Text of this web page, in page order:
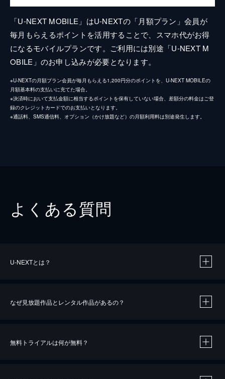
「U-NEXT MOBILE」はU-NEXTの「月額プラン」会員が
毎月もらえるポイントを活用することで、スマホ代がお得
になるモバイルプランです。ご利用には別途「U-NEXT M
OBILE」のお申し込みが必要となります。
※U-NEXTの月額プラン会員が毎月もらえる1,200円分のポイントを、U-NEXT MOBILEの
月額基本料の支払いに充てた場合。
※決済時において支払金額に相当するポイントを保有していない場合、差額分の料金はご登
録のクレジットカードでのお支払いとなります。
※通話料、SMS通信料、オプション（かけ放題など）の月額利用料は別途発生します。
よくある質問
U-NEXTとは？
なぜ見放題作品とレンタル作品があるの？
無料トライアルは何が無料？